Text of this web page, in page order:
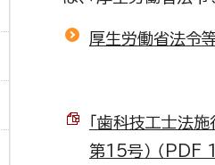
厚生労働省法令
「歯科技工士法
第15号） （PDF